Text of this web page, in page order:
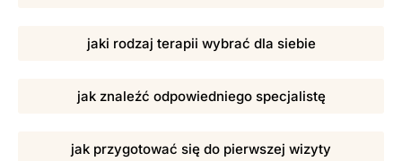
jaki rodzaj terapii wybrać dla siebie
jak znaleźć odpowiedniego specjalistę
jak przygotować się do pierwszej wizyty